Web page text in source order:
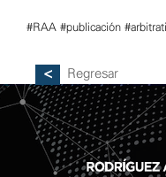
#RAA #publicación
Regresar